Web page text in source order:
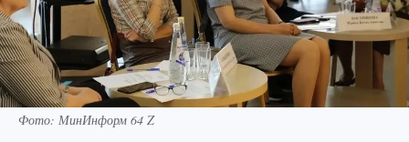
Фото: МинИнформ 64 Z